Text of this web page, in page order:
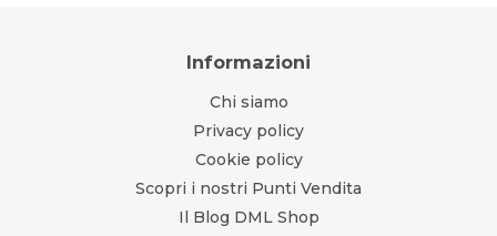
Informazioni
Chi siamo
Privacy policy
Cookie policy
Scopri i nostri Punti Vendita
Il Blog DML Shop